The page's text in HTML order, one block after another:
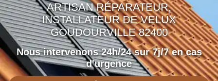
ARTISAN RÉPARATEUR,
INSTALLATEUR DE VELUX
GOUDOURVILLE 82400
Nous intervenons 24h/24 sur 7j/7 en cas
d'urgence